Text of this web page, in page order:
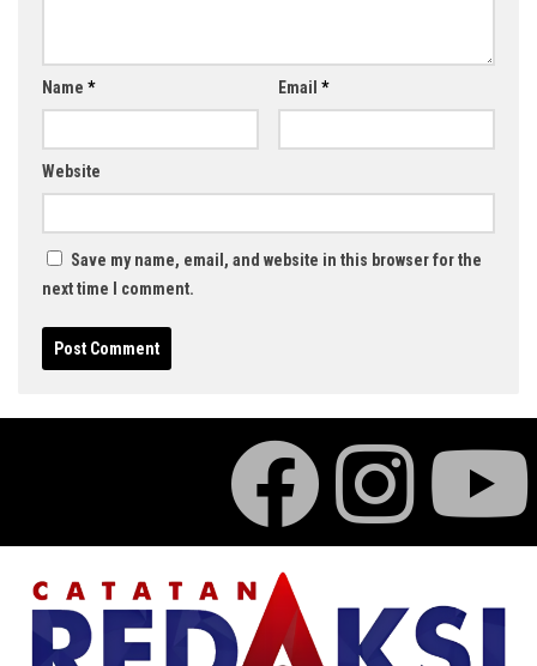
Name * Email *
Website
Save my name, email, and website in this browser for the
next time I comment.